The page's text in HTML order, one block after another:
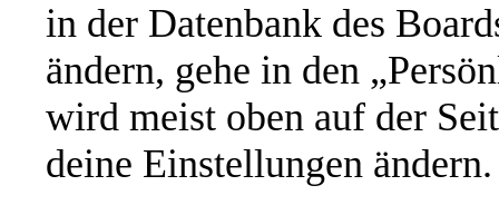
in der Datenbank des
ändern, gehe in den
wird meist oben auf der
deine Einstellungen ändern.